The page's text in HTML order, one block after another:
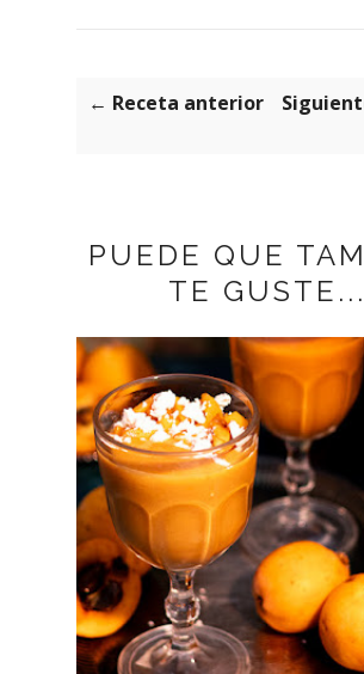
← Receta anterior
PUEDE QUE
TE GUSTE...